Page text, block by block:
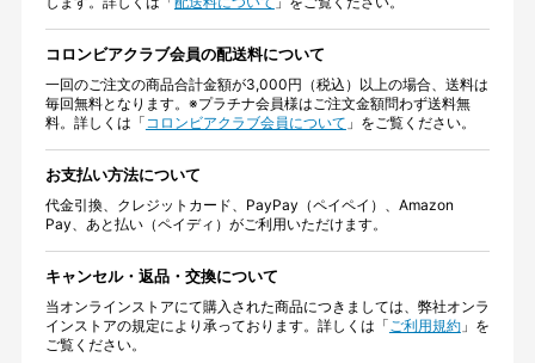
コロンビアクラブ会員の配送料について
一回のご注文の商品合計金額が3,000円（税込）以上の場合、送料は
毎回無料となります。※プラチナ会員様はご注文金額問わず送料無
料。詳しくは「 コロンビアクラブ会員について 」をご覧ください。
お支払い方法について
代金引換、クレジットカード、PayPay（ペイペイ）、Amazon
Pay、あと払い（ペイディ）がご利用いただけます。
キャンセル・返品・交換について
当オンラインストアにて購入された商品につきましては、弊社オンラ
インストアの規定により承っております。詳しくは「 ご利用規約」を
ご覧ください。